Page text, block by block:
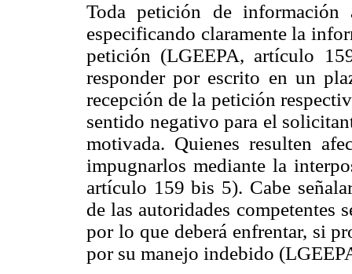
Toda petición de información
especificando claramente la
petición (LGEEPA, artículo
responder por escrito en un
recepción de la petición
sentido negativo para el
motivada. Quienes resulten
impugnarlos mediante la
artículo 159 bis 5). Cabe
de las autoridades competentes
por lo que deberá enfrentar, si
por su manejo indebido